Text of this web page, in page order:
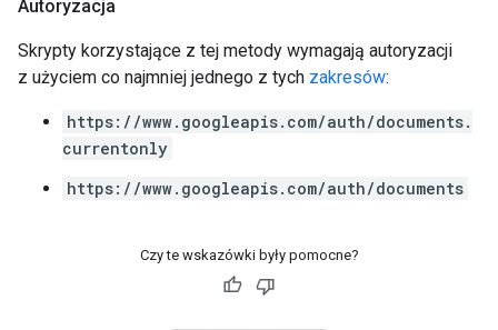
Autoryzacja
Skrypty korzystające z tej metody wymagają autoryzacji
z użyciem co najmniej jednego z tych zakresów:
https://www.googleapis.com/auth/documents.
currentonly
https://www.googleapis.com/auth/documents
Czy te wskazówki były pomocne?